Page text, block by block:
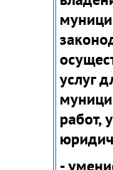
услуг
работ,
-